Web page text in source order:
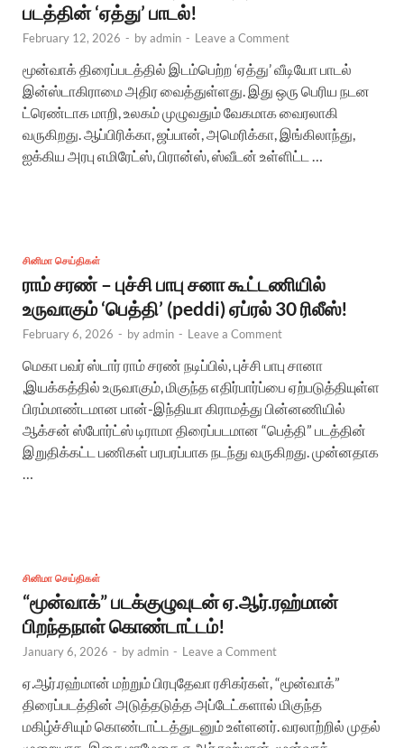
படத்தின் ‘ஏத்து’ பாடல்!
February 12, 2026 - byadmin - Leave a Comment
மூன்வாக் திரைப்படத்தில் இடம்பெற்ற ‘ஏத்து’ வீடியோ பாடல்
இன்ஸ்டாகிராமை அதிர வைத்துள்ளது. இது ஒரு பெரிய நடன
ட்ரெண்டாக மாறி, உலகம் முழுவதும் வேகமாக வைரலாகி
வருகிறது. ஆப்பிரிக்கா, ஜப்பான், அமெரிக்கா, இங்கிலாந்து,
ஐக்கிய அரபு எமிரேட்ஸ், பிரான்ஸ், ஸ்வீடன் உள்ளிட்ட …
சினிமா செய்திகள்
ராம் சரண் – புச்சி பாபு சனா கூட்டணியில்
உருவாகும் ‘பெத்தி’ (peddi) ஏப்ரல் 30 ரிலீஸ்!
February 6, 2026 - byadmin - Leave a Comment
மெகா பவர் ஸ்டார் ராம் சரண் நடிப்பில், புச்சி பாபு சானா
,இயக்கத்தில் உருவாகும், மிகுந்த எதிர்பார்ப்பை ஏற்படுத்தியுள்ள
பிரம்மாண்டமான பான்-இந்தியா கிராமத்து பின்னணியில்
ஆக்சன் ஸ்போர்ட்ஸ் டிராமா திரைப்படமான “பெத்தி” படத்தின்
இறுதிக்கட்ட பணிகள் பரபரப்பாக நடந்து வருகிறது. முன்னதாக
…
சினிமா செய்திகள்
“மூன்வாக்” படக்குழுவுடன் ஏ.ஆர்.ரஹ்மான்
பிறந்தநாள் கொண்டாட்டம்!
January 6, 2026 - byadmin - Leave a Comment
ஏ.ஆர்.ரஹ்மான் மற்றும் பிரபுதேவா ரசிகர்கள், “மூன்வாக்”
திரைப்படத்தின் அடுத்தடுத்த அப்டேட்களால் மிகுந்த
மகிழ்ச்சியும் கொண்டாட்டத்துடனும் உள்ளனர். வரலாற்றில் முதல்